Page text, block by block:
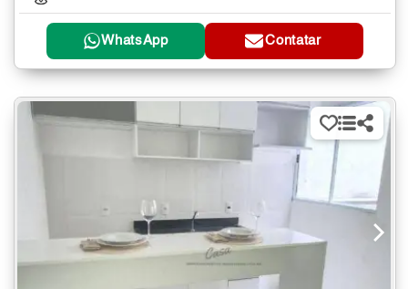
WhatsApp Contatar